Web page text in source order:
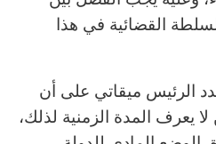
القضائية في هذا
الرئيس ميقاتي على أن
يعرف المدة الزمنية لذلك،